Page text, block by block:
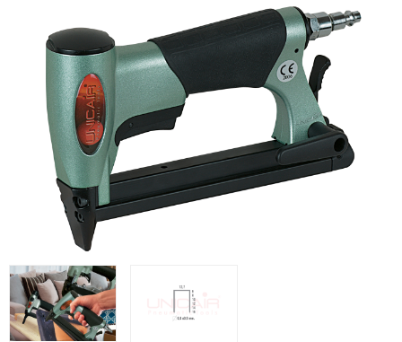
Liste des marques et produits du groupe Disber
UNICAIR @FRA
WOODMAN @FRA
WOODMAN PROFESIONAL @FRA
BRICO OK @FRA
FREEMAN @FRA
Offres et Opportunités